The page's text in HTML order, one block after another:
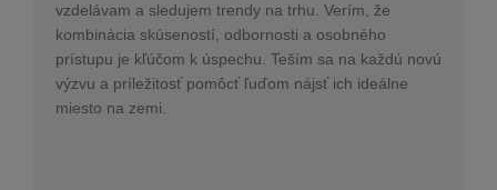
vzdelávam a sledujem trendy na trhu. Verím, že
kombinácia skúseností, odbornosti a osobného
prístupu je kľúčom k úspechu. Teším sa na každú novú
výzvu a príležitosť pomôcť ľuďom nájsť ich ideálne
miesto na zemi.